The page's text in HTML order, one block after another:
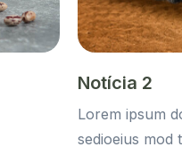
Notícia 2
Lorem ipsum
sedioeius mod